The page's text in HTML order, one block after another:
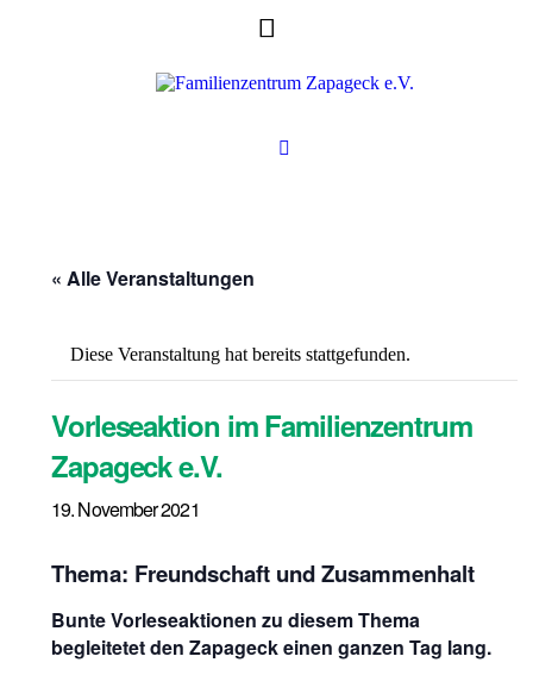
« Alle Veranstaltungen
Diese Veranstaltung hat bereits stattgefunden.
Vorleseaktion im Familienzentrum
Zapageck e.V.
19. November 2021
Thema: Freundschaft und Zusammenhalt
Bunte Vorleseaktionen zu diesem Thema
begleitetet den Zapageck einen ganzen Tag lang.